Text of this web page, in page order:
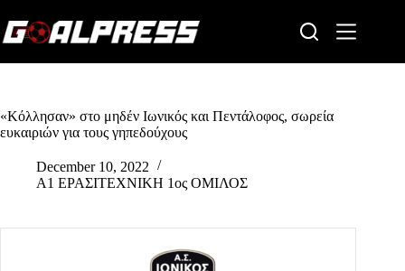
to
content
«Κόλλησαν» στο μηδέν Ιωνικός και Πεντάλοφος, σωρεία
ευκαιριών για τους γηπεδούχους
December 10, 2022
Α1 ΕΡΑΣΙΤΕΧΝΙΚΗ 1ος ΟΜΙΛΟΣ